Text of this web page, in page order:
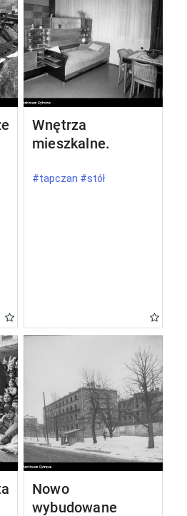
Wnętrza
mieszkalne.
#tapczan #stół
Nowo
wybudowane